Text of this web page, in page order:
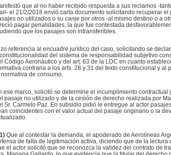
que al no haber recibido respuesta a sus reclamos -
el 21/2/2018 envió carta documento solicitando recuperar
no utilizados o su canje por otros -al mismo destino o a
pagar penalidades, la que fue contestada
que los pasajes son intransferibles.
referencia al encuadre jurídico del caso, solicitando se
del sistema de responsabilidad subjetivo
Código Aeronáutico y del art. 63 de la LDC en cuanto
contraria a los arts. 28 y 31 del texto constitucional y al
normativa de consumo.
ese marco, solicitó se determine el incumplimiento contractual
pasaje no utilizado y de la cesión de derecho realizada por
Sr. Carmelo Paz. En subsidio pidió le entregue al actor
coincidentes con el valor actual del pasaje originario o la
Que al contestar la demanda, el apoderado de Aerolíneas
de falta de legitimación activa, diciendo que de la lectura
el actor solicitó que se reconozca la validez del contrato de